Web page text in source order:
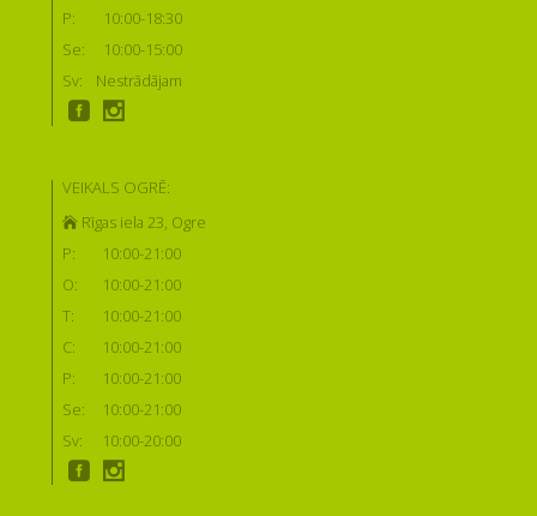
P:
10:00-18:30
Se:
10:00-15:00
Sv:
Nestrādājam
VEIKALS OGRĒ:
Rīgas iela 23, Ogre
P:
10:00-21:00
O:
10:00-21:00
T:
10:00-21:00
C:
10:00-21:00
P:
10:00-21:00
Se:
10:00-21:00
Sv:
10:00-20:00